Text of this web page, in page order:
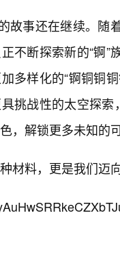
故事还在继续。
不断探索新的“锕
多样化的“锕铜铜
挑战性的太空探
，解锁更多未知的
材料，更是我们迈